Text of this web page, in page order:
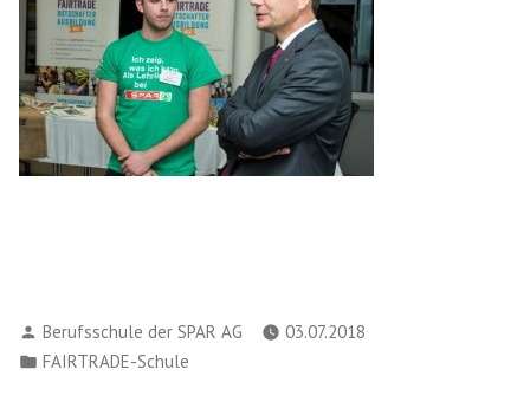
Verfasst
von
Berufsschule der SPAR AG
03.07.2018
Veröffentlicht
FAIRTRADE-Schule